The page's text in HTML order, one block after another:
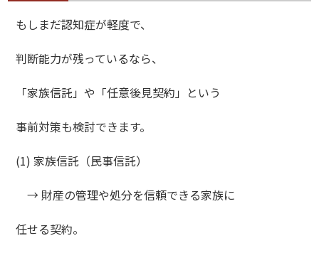
もしまだ認知症が軽度で、
判断能力が残っているなら、
「家族信託」や「任意後見契約」という
事前対策も検討できます。
(1) 家族信託（民事信託）
→ 財産の管理や処分を信頼できる家族に
任せる契約。